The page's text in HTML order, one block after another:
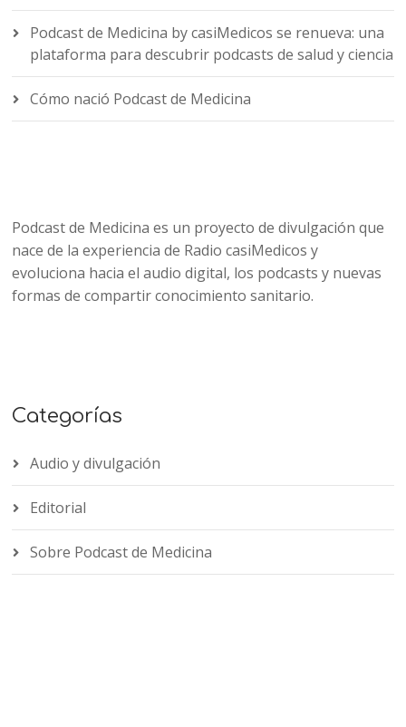
Podcast de Medicina by casiMedicos se renueva: una
plataforma para descubrir podcasts de salud y ciencia
Cómo nació Podcast de Medicina
Podcast de Medicina es un proyecto de divulgación que
nace de la experiencia de Radio casiMedicos y
evoluciona hacia el audio digital, los podcasts y nuevas
formas de compartir conocimiento sanitario.
Categorías
Audio y divulgación
Editorial
Sobre Podcast de Medicina